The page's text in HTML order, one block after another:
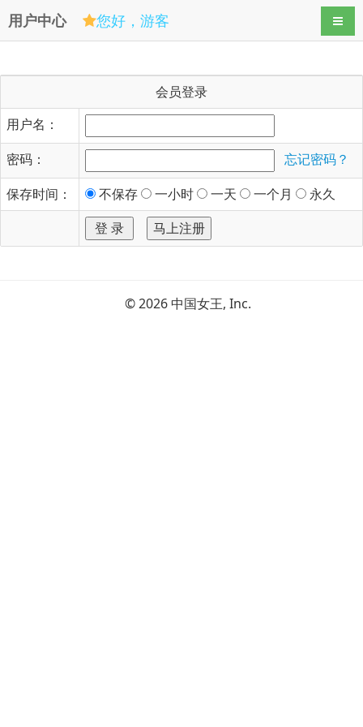
用户中心 您好，游客 导航
会员登录
用户名：
密码：
忘记密码？
保存时间：
不保存 一小时 一天 一个月 永久
© 2026 中国女王, Inc.